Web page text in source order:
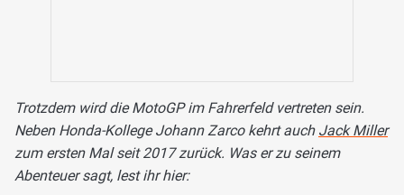
Trotzdem wird die MotoGP im Fahrerfeld vertreten sein.
Neben Honda-Kollege Johann Zarco kehrt auch Jack Miller
zum ersten Mal seit 2017 zurück. Was er zu seinem
Abenteuer sagt, lest ihr hier: